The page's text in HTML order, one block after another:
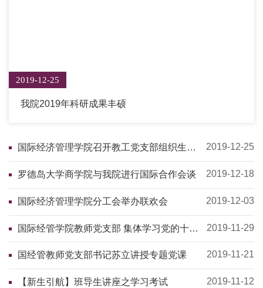
2019-12-25
我院2019年科研成果丰硕
国际经济管理学院召开教工党支部组织生活
会
2019-12-25
罗德岛大学商学院与我院进行国际合作会谈 2019-12-18
国际经济管理学院分工会举办联欢会 2019-12-03
国际经管学院教师党支部 集体学习党的十九
届四中全会精神
2019-11-29
国经管教师党支部书记苏立讲授专题党课 2019-11-21
【新生引航】班导生讲座之学习考试 2019-11-12